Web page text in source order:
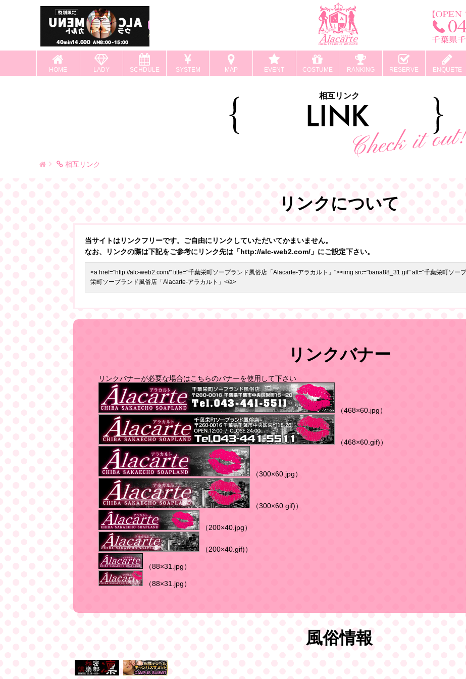
HOME LADY SCHDULE SYSTEM MAP EVENT COSTUME RANKING RESERVE ENQUETE
相互リンク
相互リンク
リンクについて
当サイトはリンクフリーです。ご自由にリンクしていただいてかまいません。
なお、リンクの際は下記をご参考にリンク先は「http://alc-web2.com/」にご設定下さい。
<a href="http://alc-web2.com/" title="千葉栄町ソープランド風俗店「Alacarte-アラカルト」"><img src="bana88_31.gif" alt="千葉栄町ソー
栄町ソープランド風俗店「Alacarte-アラカルト」</a>
リンクバナー
リンクバナーが必要な場合はこちらのバナーを使用して下さい
（468×60.jpg）
（468×60.gif)）
（300×60.jpg）
（300×60.gif)）
（200×40.jpg）
（200×40.gif)）
（88×31.jpg）
（88×31.jpg）
風俗情報